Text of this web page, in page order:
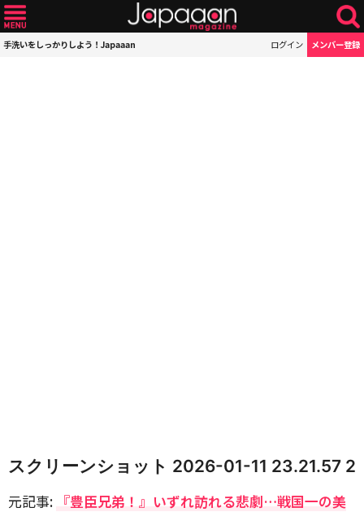
手洗いをしっかりしよう！Japaaan ログイン メンバー登録
スクリーンショット 2026-01-11 23.21.57 2
元記事: 『豊臣兄弟！』いずれ訪れる悲劇…戦国一の美